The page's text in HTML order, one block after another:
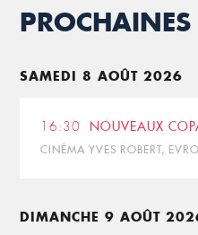
PROCHAINES
SAMEDI 8 AOÛT 2026
16:30 NOUVEAUX
CINÉMA YVES ROBERT,
DIMANCHE 9 AOÛT